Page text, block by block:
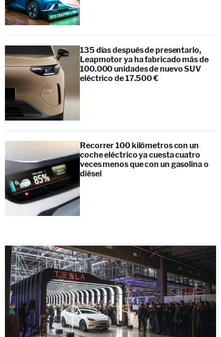
135 días después de presentarlo,
Leapmotor ya ha fabricado más de
100.000 unidades de nuevo SUV
eléctrico de 17.500 €
Recorrer 100 kilómetros con un
coche eléctrico ya cuesta cuatro
veces menos que con un gasolina o
diésel